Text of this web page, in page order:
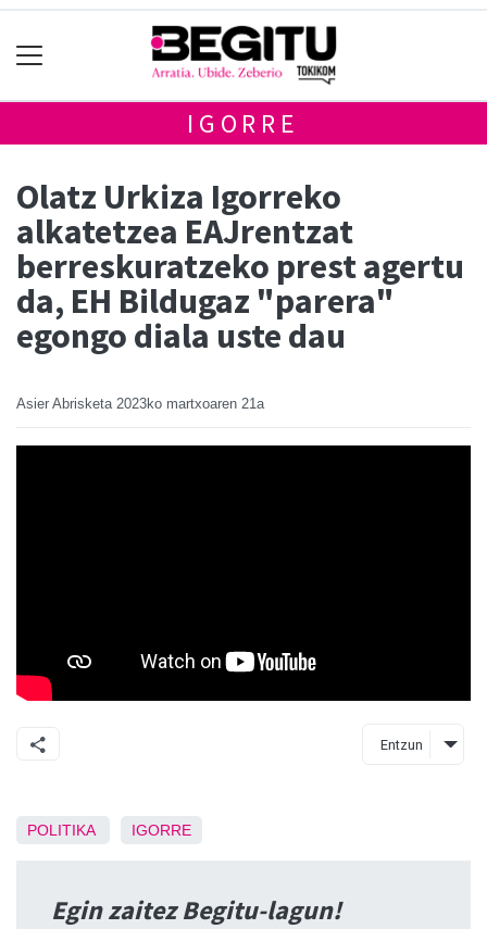
IGORRE
Olatz Urkiza Igorreko
alkatetzea EAJrentzat
berreskuratzeko prest agertu
da, EH Bildugaz "parera"
egongo diala uste dau
Asier Abrisketa 2023ko martxoaren 21a
Entzun
POLITIKA IGORRE
Egin zaitez Begitu-lagun!